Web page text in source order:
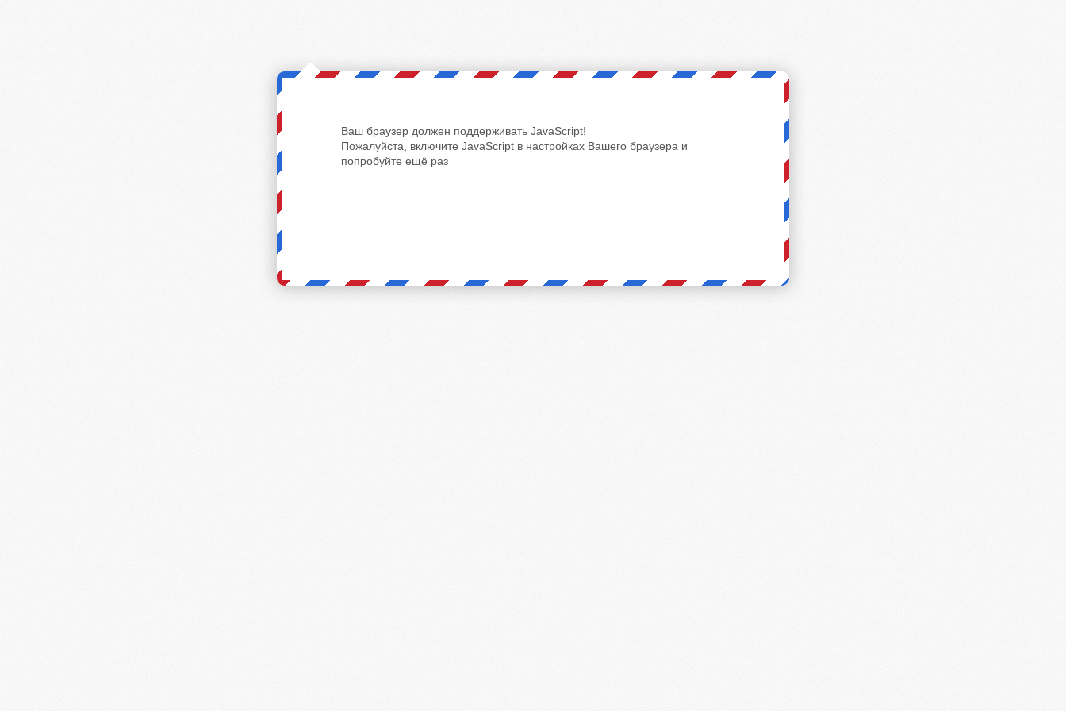
Ваш браузер должен поддерживать JavaScript!
Пожалуйста, включите JavaScript в настройках Вашего браузера и
попробуйте ещё раз